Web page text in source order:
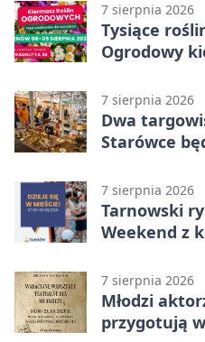
7 sierpnia 2026
Tysiące
Ogrodowy
7 sierpnia 2026
Dwa
Starówce
7 sierpnia 2026
Tarnowski
Weekend z
7 sierpnia 2026
Młodzi
przygotują